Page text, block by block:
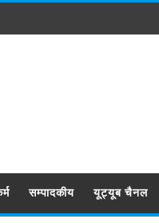
सम्पादकीय यूट्यूब चैनल